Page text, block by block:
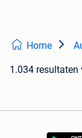
Home
1.034 resultaten